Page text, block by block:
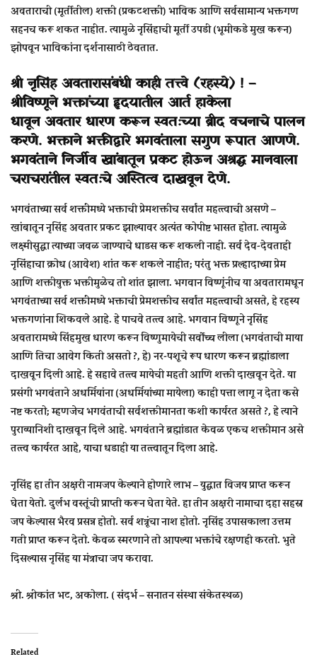
अवताराची (मूर्तीतील) शक्ती (प्रकटशक्ती) भाविक आणि सर्वसामान्य भक्तगण
सहनच करू शकत नाहीत. त्यामुळे नृसिंहाची मूर्ती उपडी (भूमीकडे मुख करून)
झोपवून भाविकांना दर्शनासाठी ठेवतात.
श्री नृसिंह अवतारासंबंधी काही तत्त्वे (रहस्ये) ! –
श्रीविष्णूने भक्तांच्या हृदयातील आर्त हाकेला
धावून अवतार धारण करून स्वतःच्या ब्रीद वचनाचे पालन
करणे. भक्ताने भक्तीद्वारे भगवंताला सगुण रूपात आणणे.
भगवंताने निर्जीव खांबातून प्रकट होऊन अश्रद्ध मानवाला
चराचरांतील स्वतःचे अस्तित्व दाखवून देणे.
भगवंताच्या सर्व शक्तींमध्ये भक्ताची प्रेमशक्तीच सर्वांत महत्त्वाची असणे –
खांबातून नृसिंह अवतार प्रकट झाल्यावर अत्यंत कोपीष्ट भासत होता. त्यामुळे
लक्ष्मीसुद्धा त्याच्या जवळ जाण्याचे धाडस करू शकली नाही. सर्व देव-देवताही
नृसिंहाचा क्रोध (आवेश) शांत करू शकले नाहीत; परंतु भक्त प्रल्हादाच्या प्रेम
आणि शक्तीयुक्त भक्तीमुळेच तो शांत झाला. भगवान विष्णूंनीच या अवतारामधून
भगवंताच्या सर्व शक्तींमध्ये भक्ताची प्रेमशक्तीच सर्वांत महत्त्वाची असते, हे रहस्य
भक्तगणांना शिकवले आहे. हे पाचवे तत्त्व आहे. भगवान विष्णूने नृसिंह
अवतारामध्ये सिंहमुख धारण करून विष्णुमायेची सर्वोच्च लीला (भगवंताची माया
आणि तिचा आवेग किती असतो ?, हे) नर-पशूचे रूप धारण करून ब्रह्मांडाला
दाखवून दिली आहे. हे सहावे तत्त्व मायेची महती आणि शक्ती दाखवून देते. या
प्रसंगी भगवंताने अधर्मियांना (अधर्मियांच्या मायेला) काही पत्ता लागू न देता कसे
नष्ट करतो; म्हणजेच भगवंताची सर्वशक्तीमानता कशी कार्यरत असते ?, हे त्याने
पुराव्यानिशी दाखवून दिले आहे. भगवंताने ब्रह्मांडात केवळ एकच शक्तीमान असे
तत्त्व कार्यरत आहे, याचा धडाही या तत्त्वातून दिला आहे.
नृसिंह हा तीन अक्षरी नामजप केल्याने होणारे लाभ – युद्धात विजय प्राप्त करून
घेता येतो. दुर्लभ वस्तूंची प्राप्ती करून घेता येते. हा तीन अक्षरी नामाचा दहा सहस्र
जप केल्यास भैरव प्रसन्न होतो. सर्व शत्रूंचा नाश होतो. नृसिंह उपासकाला उत्तम
गती प्राप्त करून देतो. केवळ स्मरणाने तो आपल्या भक्तांचे रक्षणही करतो. भुते
दिसल्यास नृसिंह या मंत्राचा जप करावा.
श्री. श्रीकांत भट, अकोला. ( संदर्भ – सनातन संस्था संकेतस्थळ)
Related